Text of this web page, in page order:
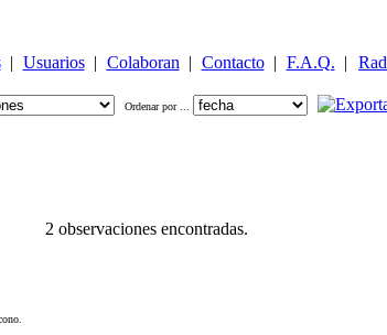
| Usuarios | Colaboran | Contacto | F.A.Q. |
Ordenar por ...
2 observaciones encontradas.